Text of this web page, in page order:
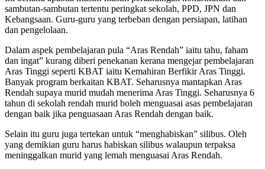
sambutan-sambutan tertentu peringkat sekolah, PPD, JPN dan
Kebangsaan. Guru-guru yang terbeban dengan persiapan, latihan
dan pengelolaan.
Dalam aspek pembelajaran pula “Aras Rendah” iaitu tahu, faham
dan ingat” kurang diberi penekanan kerana mengejar pembelajaran
Aras Tinggi seperti KBAT iaitu Kemahiran Berfikir Aras Tinggi.
Banyak program berkaitan KBAT. Seharusnya mantapkan Aras
Rendah supaya murid mudah menerima Aras Tinggi. Seharusnya 6
tahun di sekolah rendah murid boleh menguasai asas pembelajaran
dengan baik jika penguasaan Aras Rendah dengan baik.
Selain itu guru juga tertekan untuk “menghabiskan” silibus. Oleh
yang demikian guru harus habiskan silibus walaupun terpaksa
meninggalkan murid yang lemah menguasai Aras Rendah.